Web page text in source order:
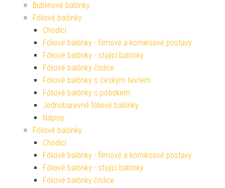
Bublinové balónky
Fóliové balónky
Chodící
Fóliové balónky - filmové a komiksové postavy
Fóliové balónky - stojící balónky
Fóliové balónky číslice
Fóliové balónky s českým textem
Fóliové balónky s potiskem
Jednobarevné fóliové balónky
Nápisy
Fóliové balónky
Chodící
Fóliové balónky - filmové a komiksové postavy
Fóliové balónky - stojící balónky
Fóliové balónky číslice